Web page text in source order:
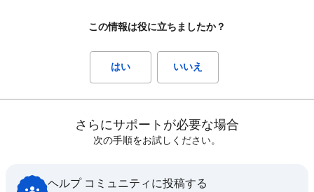
この情報は役に立ちましたか？
はい いいえ
さらにサポートが必要な場合
次の手順をお試しください。
ヘルプ コミュニティに投稿する